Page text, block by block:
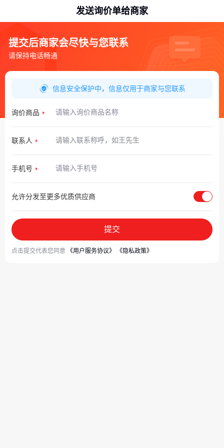
发送询价单给商家
提交后商家会尽快与您联系
请保持电话畅通
信息安全保护中，信息仅用于商家与您联系
询价商品
联系人
手机号
允许分发至更多优质供应商
提交
点击提交代表您同意 《用户服务协议》 《隐私政策》